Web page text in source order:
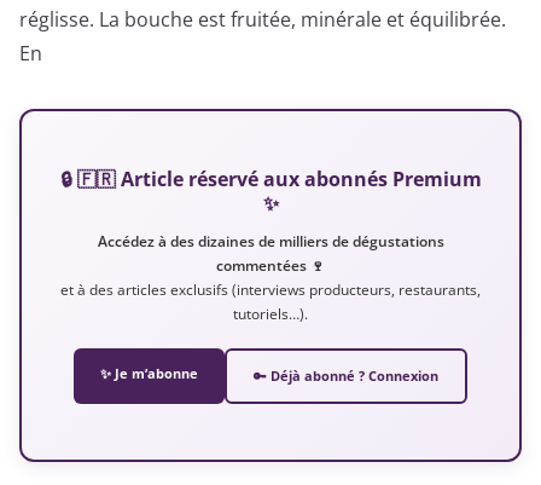
réglisse. La bouche est fruitée, minérale et équilibrée.
En
🔒 🇫🇷 Article réservé aux abonnés Premium
✨
Accédez à des dizaines de milliers de dégustations
commentées 🍷
et à des articles exclusifs (interviews producteurs, restaurants,
tutoriels…).
✨ Je m’abonne 🔑 Déjà abonné ? Connexion